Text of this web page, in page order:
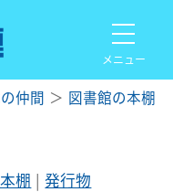
メニュー
仲間
図書館の本棚
棚 発行物